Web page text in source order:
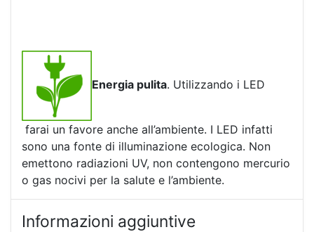
Energia pulita. Utilizzando i LED
farai un favore anche all’ambiente. I LED infatti
sono una fonte di illuminazione ecologica. Non
emettono radiazioni UV, non contengono mercurio
o gas nocivi per la salute e l’ambiente.
Informazioni aggiuntive